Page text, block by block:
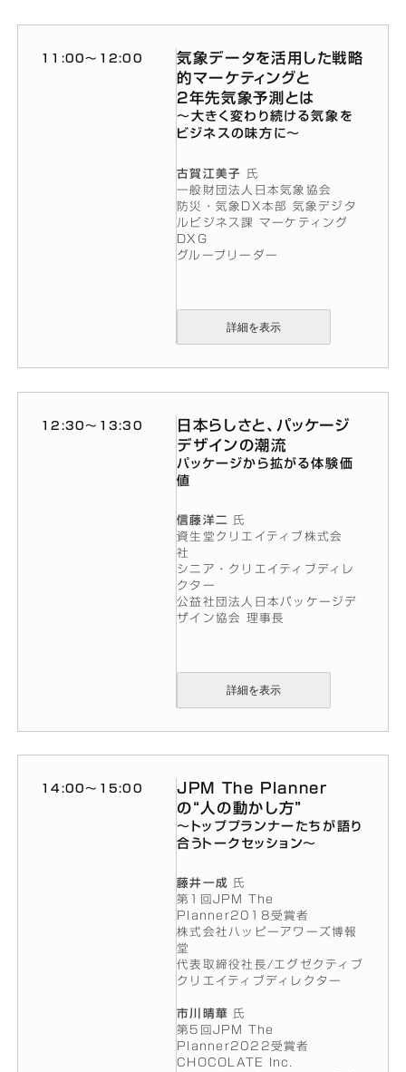
11:00〜12:00
気象データを活用した戦略
的マーケティングと
2年先気象予測とは
〜大きく変わり続ける気象を
ビジネスの味方に〜
古賀江美子
氏
一般財団法人日本気象協会
防災・気象DX本部 気象デジタ
ルビジネス課 マーケティング
DXG
グループリーダー
詳細を表示
12:30〜13:30
日本らしさと、パッケージ
デザインの潮流
パッケージから拡がる体験価
値
信藤洋二
氏
資生堂クリエイティブ株式会
社
シニア・クリエイティブディレ
クター
公益社団法人日本パッケージデ
ザイン協会 理事長
詳細を表示
14:00〜15:00
JPM The Planner
の“人の動かし方”
～トッププランナーたちが語り
合うトークセッション～
藤井一成 氏
第1回JPM The
Planner2018受賞者
株式会社ハッピーアワーズ博報
堂
代表取締役社長/エグゼクティブ
クリエイティブディレクター
市川晴華 氏
第5回JPM The
Planner2022受賞者
CHOCOLATE Inc.